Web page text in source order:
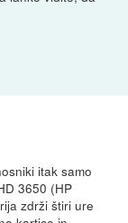
itak samo
3650 (HP
zdrži štiri ure